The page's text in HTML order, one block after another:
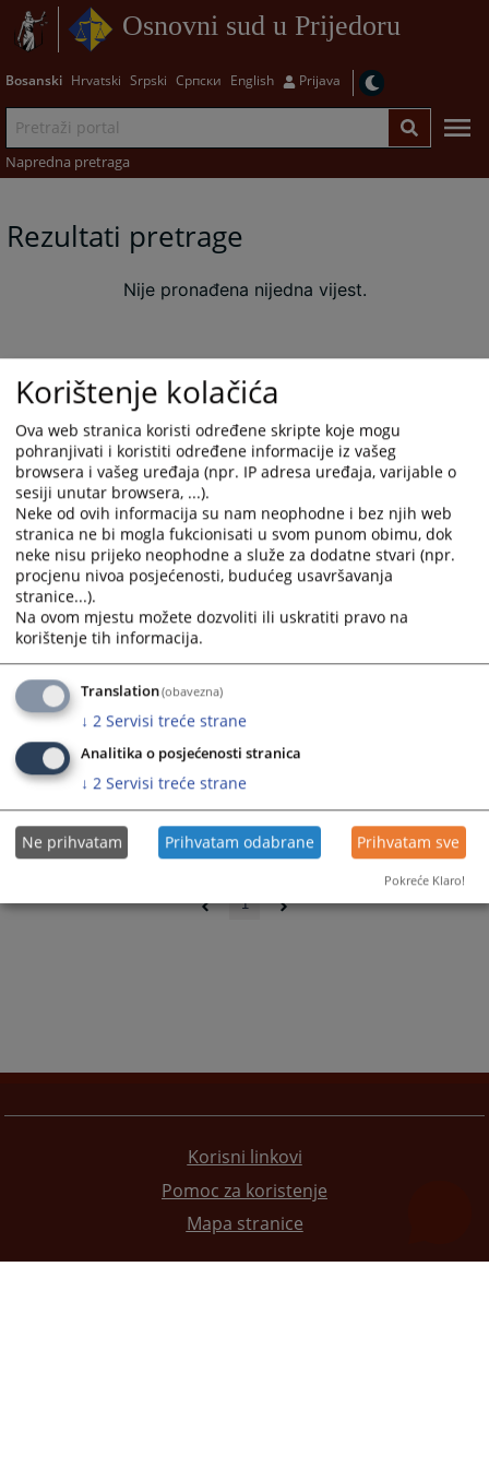
Osnovni sud u Prijedoru
Bosanski Hrvatski Srpski Српски English Prijava
Napredna pretraga
Rezultati pretrage
Nije pronađena nijedna vijest.
1
Korisni linkovi
Pomoc za koristenje
Mapa stranice
Korištenje kolačića
Ova web stranica koristi određene skripte koje mogu
pohranjivati i koristiti određene informacije iz vašeg
browsera i vašeg uređaja (npr. IP adresa uređaja, varijable o
sesiji unutar browsera, ...).
Neke od ovih informacija su nam neophodne i bez njih web
stranica ne bi mogla fukcionisati u svom punom obimu, dok
neke nisu prijeko neophodne a služe za dodatne stvari (npr.
procjenu nivoa posjećenosti, budućeg usavršavanja
stranice...).
Na ovom mjestu možete dozvoliti ili uskratiti pravo na
korištenje tih informacija.
Translation(obavezna)
↓ 2 Servisi treće strane
Analitika o posjećenosti stranica
↓ 2 Servisi treće strane
Ne prihvatam Prihvatam odabrane Prihvatam sve
Pokreće Klaro!